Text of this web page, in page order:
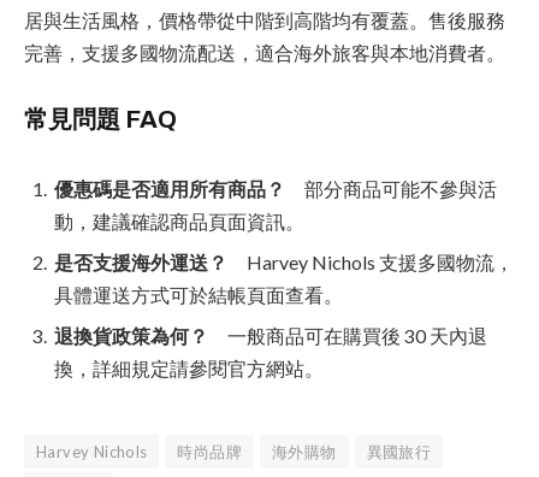
居與生活風格，價格帶從中階到高階均有覆蓋。售後服務
完善，支援多國物流配送，適合海外旅客與本地消費者。
常見問題 FAQ
優惠碼是否適用所有商品？
部分商品可能不參與活
動，建議確認商品頁面資訊。
是否支援海外運送？
Harvey Nichols 支援多國物流，
具體運送方式可於結帳頁面查看。
退換貨政策為何？
一般商品可在購買後 30 天內退
換，詳細規定請參閱官方網站。
Harvey Nichols 時尚品牌 海外購物
異國旅行